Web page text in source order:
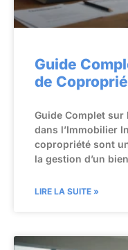
Guide
de
Guide Complet sur
dans l’Immobilier
copropriété sont
la gestion d’un
LIRE LA SUITE »